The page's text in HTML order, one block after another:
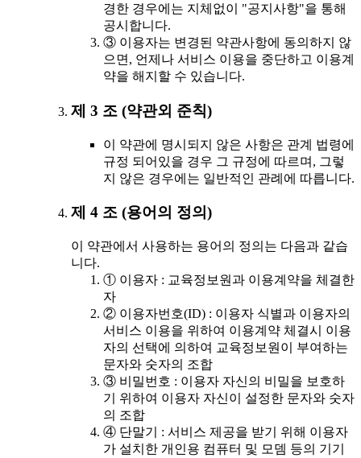
경한 경우에는 지체없이 "공지사항"을 통해
공시합니다.
③ 이용자는 변경된 약관사항에 동의하지 않
으면, 언제나 서비스 이용을 중단하고 이용계
약을 해지할 수 있습니다.
제 3 조 (약관외 준칙)
이 약관에 명시되지 않은 사항은 관계 법령에
규정 되어있을 경우 그 규정에 따르며, 그렇
지 않은 경우에는 일반적인 관례에 따릅니다.
제 4 조 (용어의 정의)
이 약관에서 사용하는 용어의 정의는 다음과 같습
니다.
① 이용자 : 교육정보원과 이용계약을 체결한
자
② 이용자번호(ID) : 이용자 식별과 이용자의
서비스 이용을 위하여 이용계약 체결시 이용
자의 선택에 의하여 교육정보원이 부여하는
문자와 숫자의 조합
③ 비밀번호 : 이용자 자신의 비밀을 보호하
기 위하여 이용자 자신이 설정한 문자와 숫자
의 조합
④ 단말기 : 서비스 제공을 받기 위해 이용자
가 설치한 개인용 컴퓨터 및 모뎀 등의 기기